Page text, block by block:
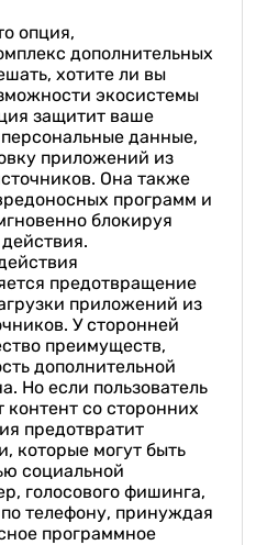
опция,
дополнительных
хотите ли вы
экосистемы
защитит ваше
данные,
приложений из
Она также
программ и
блокируя
предотвращение
приложений из
У сторонней
преимуществ,
дополнительной
Но если пользователь
со сторонних
предотвратит
которые могут быть
социальной
голосового фишинга,
телефону, принуждая
программное